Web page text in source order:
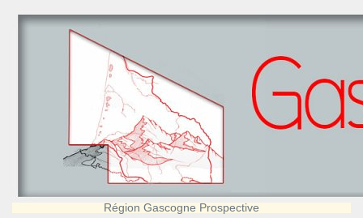
Région Gascogne Prospective